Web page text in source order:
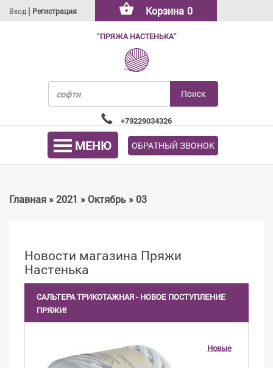
Вход | Регистрация Корзина 0
“ПРЯЖА НАСТЕНЬКА”
+79229034326
МЕНЮ ОБРАТНЫЙ ЗВОНОК
Главная»2021 » Октябрь» 03
Новости магазина Пряжи
Настенька
САЛЬТЕРА ТРИКОТАЖНАЯ - НОВОЕ ПОСТУПЛЕНИЕ
ПРЯЖИ!
Новые